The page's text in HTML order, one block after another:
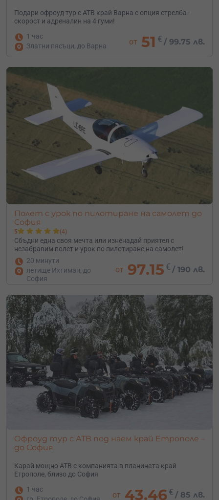
Подари офроуд тур с АТВ край Варна с опция стрелба -
скорост и адреналин на 4 гуми!
1 час
Златни пясъци, до Варна
от 51 € /99.75 лв.
Полет с урок по пилотиране на самолет до
София
5 (4)
Сбъдни една своя мечта или изненадай приятел с
незабравим полет и урок по пилотиране на самолет!
20 минути
летище Ихтиман, до
София
от 97.15 € / 190 лв.
Офроуд тур с АТВ под наем край Етрополе –
до София
Карай мощно АТВ с компанията в планината край
Етрополе, близо до София
1 час
от 43.46€ /85 лв.